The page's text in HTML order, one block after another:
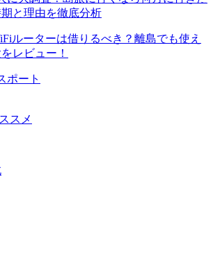
と理由を徹底分析
ルーターは借りるべき？離島でも使え
レビュー！